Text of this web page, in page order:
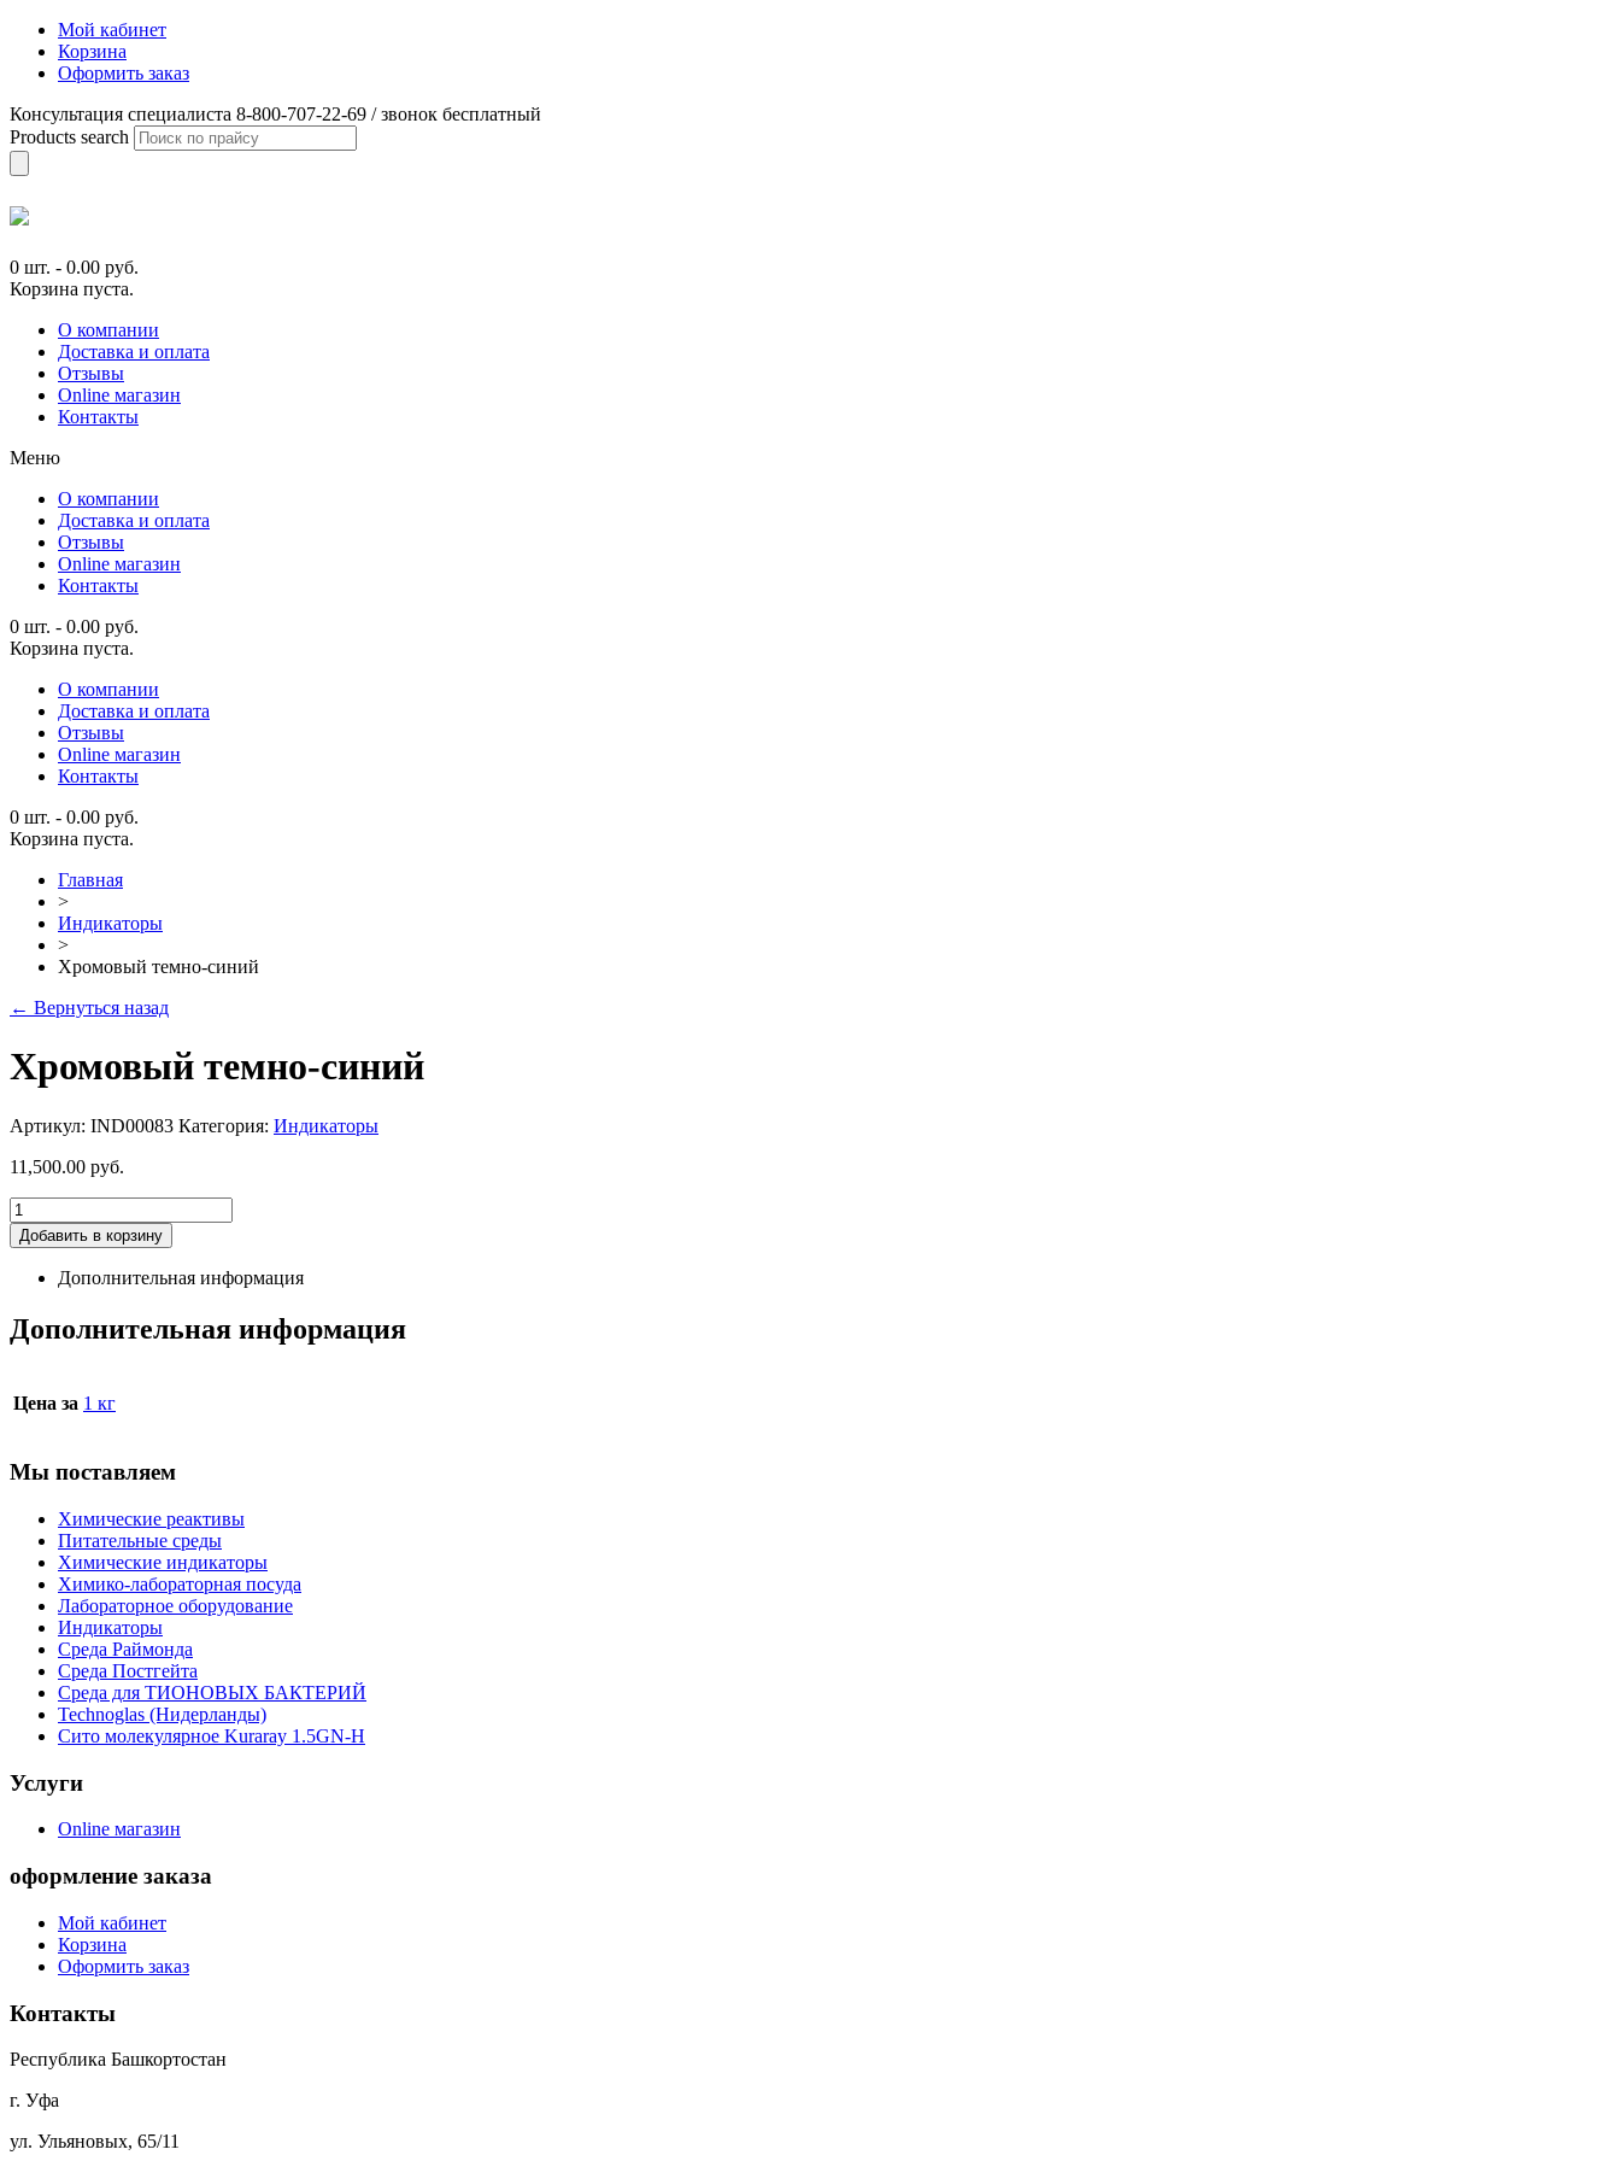
Мой кабинет
Корзина
Оформить заказ
Консультация специалиста 8-800-707-22-69 / звонок бесплатный
Products search
0 шт. - 0.00 руб.
Корзина пуста.
О компании
Доставка и оплата
Отзывы
Online магазин
Контакты
Меню
О компании
Доставка и оплата
Отзывы
Online магазин
Контакты
0 шт. - 0.00 руб.
Корзина пуста.
О компании
Доставка и оплата
Отзывы
Online магазин
Контакты
0 шт. - 0.00 руб.
Корзина пуста.
Главная
>
Индикаторы
>
Хромовый темно-синий
← Вернуться назад
Хромовый темно-синий
Артикул: IND00083 Категория: Индикаторы
11,500.00 руб.
Добавить в корзину
Дополнительная информация
Дополнительная информация
Цена за 1 кг
Мы поставляем
Химические реактивы
Питательные среды
Химические индикаторы
Химико-лабораторная посуда
Лабораторное оборудование
Индикаторы
Среда Раймонда
Среда Постгейта
Среда для ТИОНОВЫХ БАКТЕРИЙ
Technoglas (Нидерланды)
Сито молекулярное Kuraray 1.5GN-H
Услуги
Online магазин
оформление заказа
Мой кабинет
Корзина
Оформить заказ
Контакты
Республика Башкортостан
г. Уфа
ул. Ульяновых, 65/11